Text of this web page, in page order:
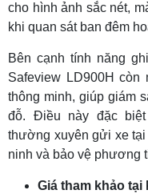
cho hình ảnh sắc nét,
khi quan sát ban đêm
Bên cạnh tính năng
Safeview LD900H
thông minh, giúp giám
đỗ. Điều này đặc
thường xuyên gửi xe
ninh và bảo vệ phương
Giá tham khảo tại